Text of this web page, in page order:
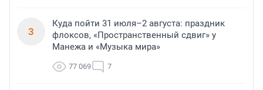
3
Куда пойти 31 июля–2 августа: праздник
флоксов, «Пространственный сдвиг» у
Манежа и «Музыка мира»
77 069 7